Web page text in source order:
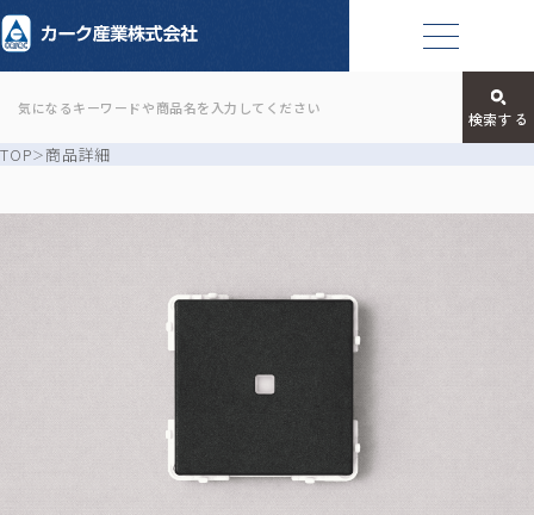
TOP 商品詳細